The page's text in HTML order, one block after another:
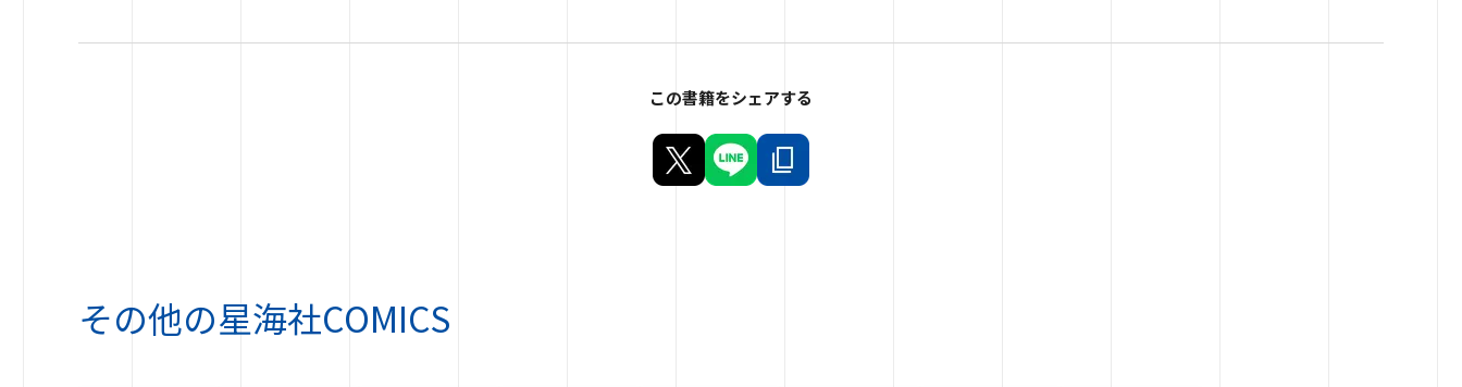
この書籍をシェアする
その他の星海社COMICS